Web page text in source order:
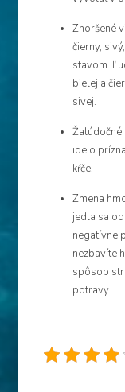
Zhoršené
čierny,
stavom.
bielej a
sivej.
Žalúdočné
ide o
kŕče.
Zmena
jedla sa
negatívne
nezbavíte
spôsob
potravy.